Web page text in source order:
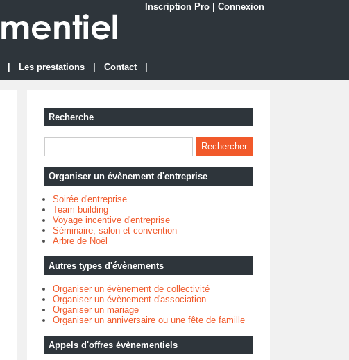
Inscription Pro Connexion
Les prestations Contact
Recherche
Organiser un évènement d'entreprise
Soirée d'entreprise
Team building
Voyage incentive d'entreprise
Séminaire, salon et convention
Arbre de Noël
Autres types d'évènements
Organiser un évènement de collectivité
Organiser un évènement d'association
Organiser un mariage
Organiser un anniversaire ou une fête de famille
Appels d'offres évènementiels